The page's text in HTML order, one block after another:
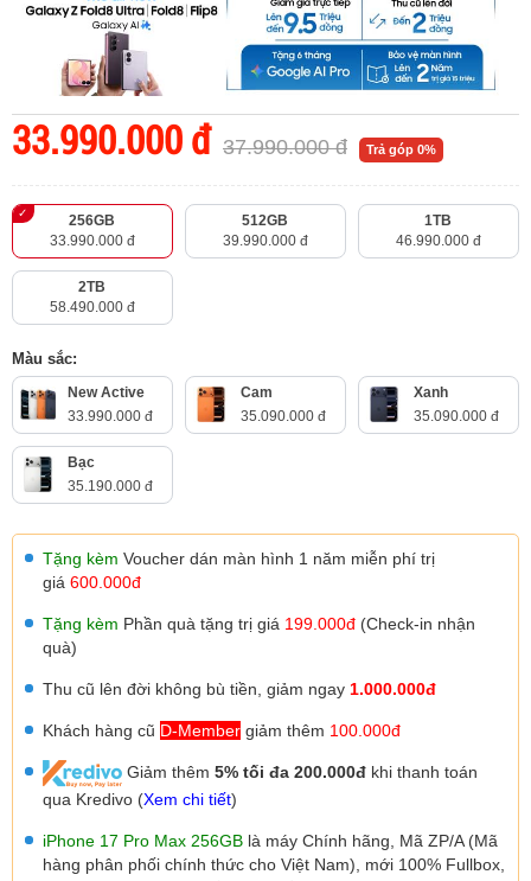
33.990.000 đ 37.990.000 đ Trả góp 0%
256GB
33.990.000 đ
512GB
39.990.000 đ
1TB
46.990.000 đ
2TB
58.490.000 đ
Màu sắc:
New Active
33.990.000 đ
Cam
35.090.000 đ
Xanh
35.090.000 đ
Bạc
35.190.000 đ
Tặng kèm Voucher dán màn hình 1 năm miễn phí trị
giá 600.000đ
Tặng kèm Phần quà tặng trị giá 199.000đ (Check-in nhận
quà)
Thu cũ lên đời không bù tiền, giảm ngay 1.000.000đ
Khách hàng cũ D-Member giảm thêm 100.000đ
Giảm thêm 5% tối đa 200.000đ khi thanh toán
qua Kredivo (Xem chi tiết)
iPhone 17 Pro Max 256GB là máy Chính hãng, Mã ZP/A (Mã
hàng phân phối chính thức cho Việt Nam), mới 100% Fullbox,